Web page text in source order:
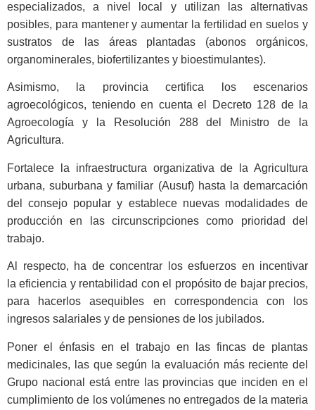
especializados, a nivel local y utilizan las alternativas
posibles, para mantener y aumentar la fertilidad en suelos y
sustratos de las áreas plantadas (abonos orgánicos,
organominerales, biofertilizantes y bioestimulantes).
Asimismo, la provincia certifica los escenarios
agroecológicos, teniendo en cuenta el Decreto 128 de la
Agroecología y la Resolución 288 del Ministro de la
Agricultura.
Fortalece la infraestructura organizativa de la Agricultura
urbana, suburbana y familiar (Ausuf) hasta la demarcación
del consejo popular y establece nuevas modalidades de
producción en las circunscripciones como prioridad del
trabajo.
Al respecto, ha de concentrar los esfuerzos en incentivar
la eficiencia y rentabilidad con el propósito de bajar precios,
para hacerlos asequibles en correspondencia con los
ingresos salariales y de pensiones de los jubilados.
Poner el énfasis en el trabajo en las fincas de plantas
medicinales, las que según la evaluación más reciente del
Grupo nacional está entre las provincias que inciden en el
cumplimiento de los volúmenes no entregados de la materia